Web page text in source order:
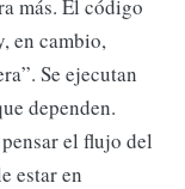
más. El código
en cambio,
Se ejecutan
dependen.
el flujo del
estar en